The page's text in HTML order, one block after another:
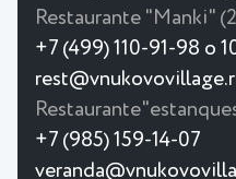
Restaurante "Manki"
+7 (499) 110-91-98 o
+7 (985) 159-14-07